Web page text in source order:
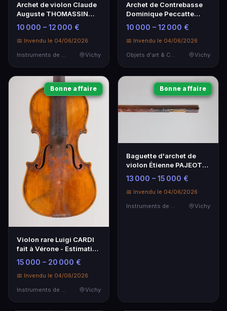
Archet de violon Claude
Auguste THOMASSIN
1910 - Instrument de
musique
10 000 – 12 000 €
📅 Invendu le 04/06/2026
Instruments de Musique
Vichy
Archet de Contrebasse
Dominique Peccatte
Modèle Dome
10 000 – 12 000 €
📅 Invendu le 04/06/2026
Objets d'art & Curiosités
Vichy
Bonne affaire
Violon rare Luigi CARDI
fait à Vérone - Estimation
15 000 à 20 000 €
15 000 – 20 000 €
📅 Invendu le 04/06/2026
Vichy
Bonne affaire
Baguette d'archet de
violon Étienne PAJEOT
1835
13 000 – 15 000 €
📅 Invendu le 04/06/2026
Instruments de Musique
Vichy